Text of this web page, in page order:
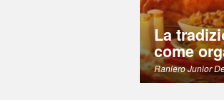
La
come
Raniero Junior